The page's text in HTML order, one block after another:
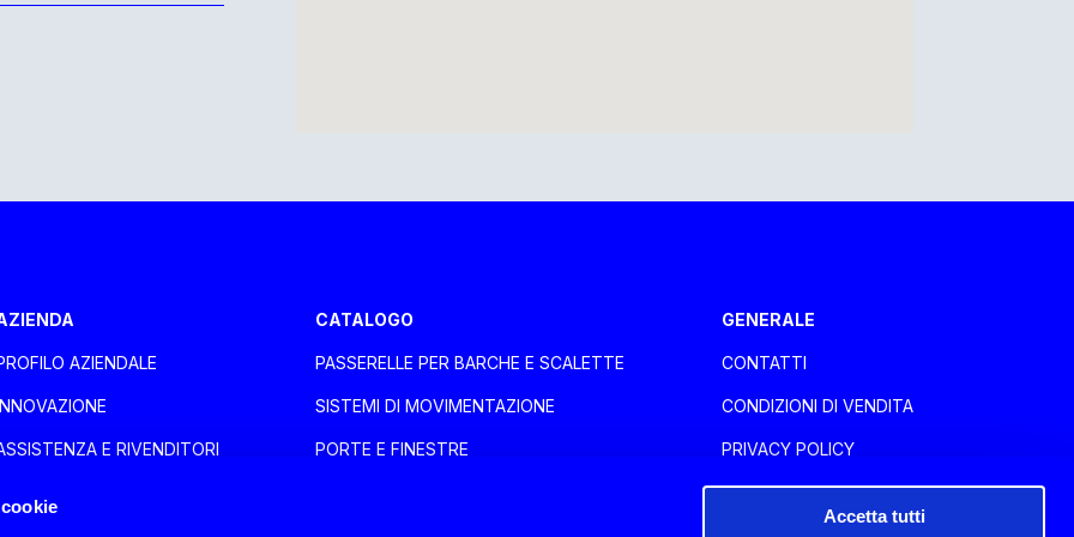
Accetta tutti
AZIENDALE
E RIVENDITORI
CATALOGO
PASSERELLE PER BARCHE E SCALETTE
SISTEMI DI MOVIMENTAZIONE
PORTE E FINESTRE
GENERALE
CONTATTI
CONDIZIONI DI VENDITA
PRIVACY POLICY
COOKIE POLICY